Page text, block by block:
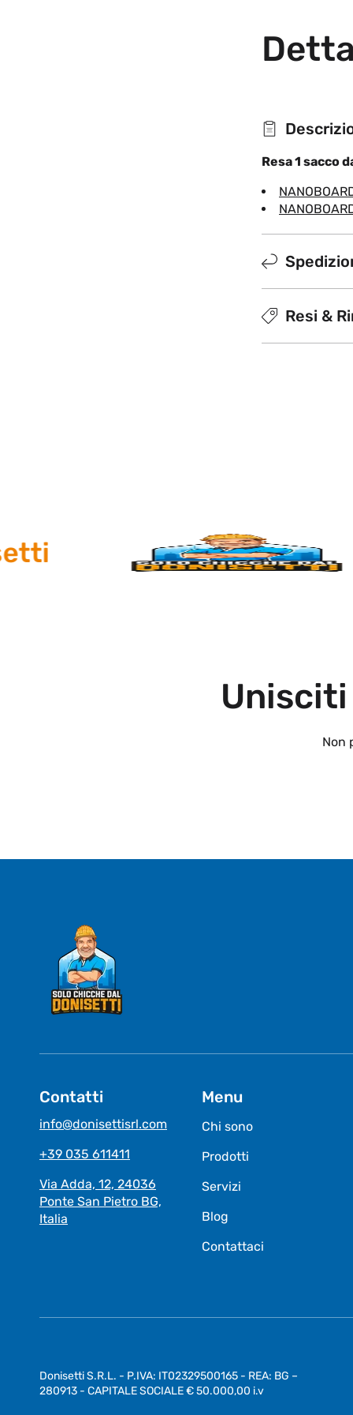
Resa 1 sacco
Resi &
Non
Contatti
info@donisettisrl.com
+39 035 611411
Via Adda, 12, 24036
Ponte San Pietro BG,
Italia
Menu
Chi sono
Prodotti
Servizi
Blog
Contattaci
Donisetti S.R.L. - P.IVA: IT02329500165 - REA: BG –
280913 - CAPITALE SOCIALE € 50.000,00 i.v